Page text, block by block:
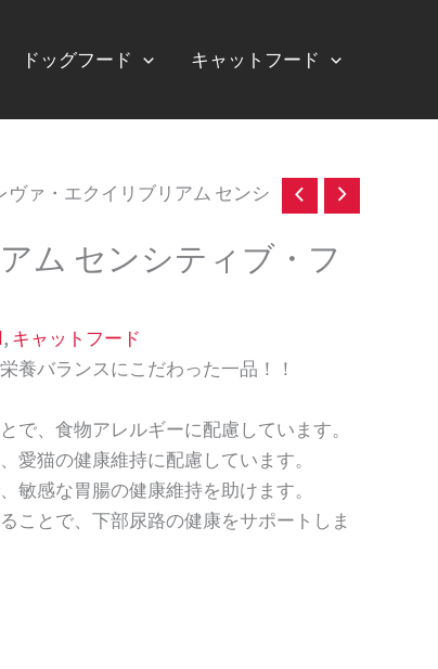
ドッグフード キャットフード
ヴァ・エクイリブリアム センシ
ム センシティブ・フ
, キャットフード
養バランスにこだわった一品！！
で、食物アレルギーに配慮しています。
愛猫の健康維持に配慮しています。
敏感な胃腸の健康維持を助けます。
ことで、下部尿路の健康をサポートしま